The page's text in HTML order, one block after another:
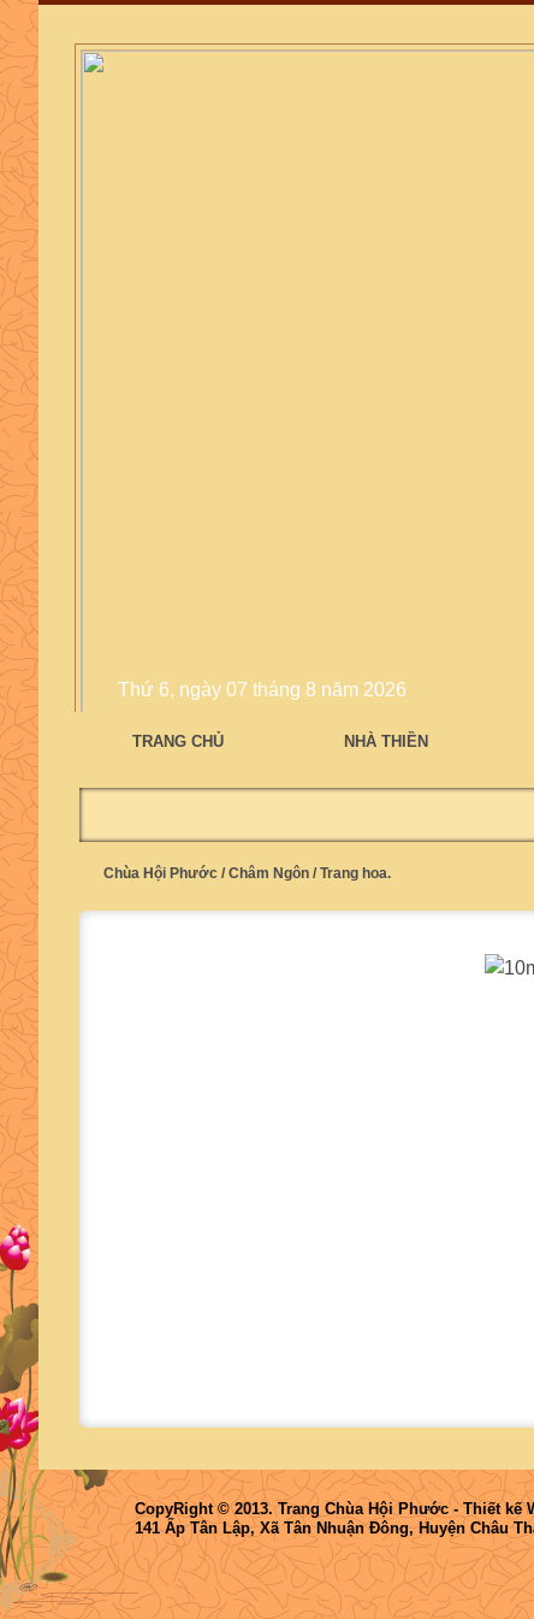
Thứ 6, ngày 07 tháng 8 năm 2026
TRANG CHỦ NHÀ THIỀN
Chùa Hội Phước / Châm Ngôn / Trang hoa.
CopyRight © 2013. Trang Chùa Hội Phước - Thiết kế
141 Ấp Tân Lập, Xã Tân Nhuận Đông, Huyện Châu